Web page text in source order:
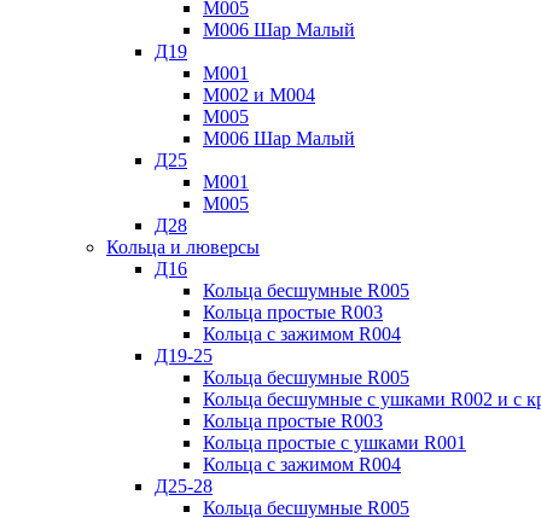
М005
М006 Шар Малый
Д19
М001
М002 и М004
М005
М006 Шар Малый
Д25
М001
М005
Д28
Кольца и люверсы
Д16
Кольца бесшумные R005
Кольца простые R003
Кольца с зажимом R004
Д19-25
Кольца бесшумные R005
Кольца бесшумные с ушками R002 и с
Кольца простые R003
Кольца простые с ушками R001
Кольца с зажимом R004
Д25-28
Кольца бесшумные R005